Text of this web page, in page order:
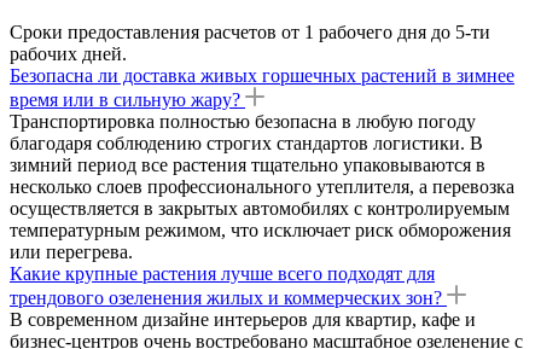
Сроки предоставления расчетов от 1 рабочего дня до 5-ти
рабочих дней.
Безопасна ли доставка живых горшечных растений в зимнее
время или в сильную жару?
Транспортировка полностью безопасна в любую погоду
благодаря соблюдению строгих стандартов логистики. В
зимний период все растения тщательно упаковываются в
несколько слоев профессионального утеплителя, а перевозка
осуществляется в закрытых автомобилях с контролируемым
температурным режимом, что исключает риск обморожения
или перегрева.
Какие крупные растения лучше всего подходят для
трендового озеленения жилых и коммерческих зон?
В современном дизайне интерьеров для квартир, кафе и
бизнес-центров очень востребовано масштабное озеленение с